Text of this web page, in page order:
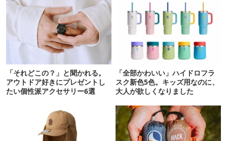
「それどこの？」と聞かれる。
アウトドア好きにプレゼントし
たい個性派アクセサリー6選
「全部かわいい」ハイドロフラ
スク新色5色。キッズ用なのに、
大人が欲しくなりました